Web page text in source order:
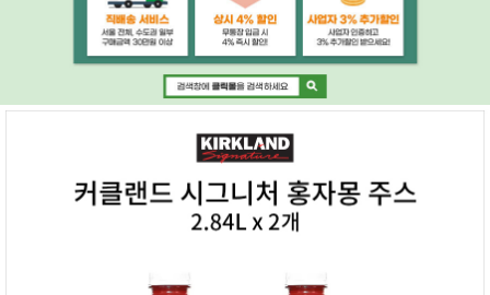
페이코 ID로 페